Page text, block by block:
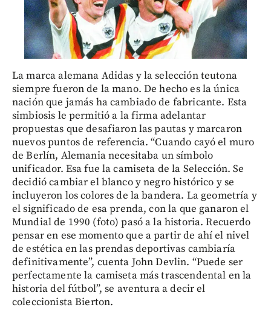
La marca alemana Adidas y la selección teutona
siempre fueron de la mano. De hecho es la única
nación que jamás ha cambiado de fabricante. Esta
simbiosis le permitió a la firma adelantar
propuestas que desafiaron las pautas y marcaron
nuevos puntos de referencia. “Cuando cayó el muro
de Berlín, Alemania necesitaba un símbolo
unificador. Esa fue la camiseta de la Selección. Se
decidió cambiar el blanco y negro histórico y se
incluyeron los colores de la bandera. La geometría y
el significado de esa prenda, con la que ganaron el
Mundial de 1990 (foto) pasó a la historia. Recuerdo
pensar en ese momento que a partir de ahí el nivel
de estética en las prendas deportivas cambiaría
definitivamente”, cuenta John Devlin. “Puede ser
perfectamente la camiseta más trascendental en la
historia del fútbol”, se aventura a decir el
coleccionista Bierton.